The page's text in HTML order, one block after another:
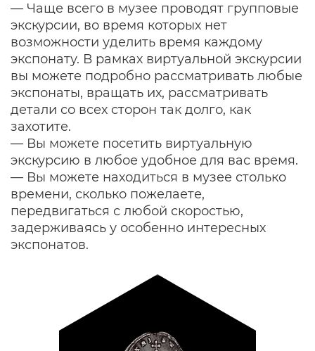
— Чаще всего в музее проводят групповые
экскурсии, во время которых нет
возможности уделить время каждому
экспонату. В рамках виртуальной экскурсии
вы можете подробно рассматривать любые
экспонаты, вращать их, рассматривать
детали со всех сторон так долго, как
захотите.
— Вы можете посетить виртуальную
экскурсию в любое удобное для вас время.
— Вы можете находиться в музее столько
времени, сколько пожелаете,
передвигаться с любой скоростью,
задерживаясь у особенно интересных
экспонатов.